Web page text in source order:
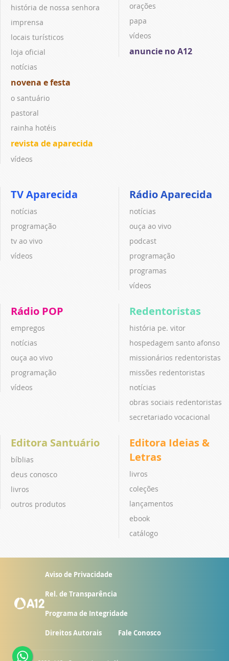
história de nossa senhora
imprensa
locais turísticos
loja oficial
notícias
novena e festa
o santuário
pastoral
rainha hotéis
revista de aparecida
vídeos
orações
papa
vídeos
anuncie no A12
TV Aparecida
notícias
programação
tv ao vivo
vídeos
Rádio Aparecida
notícias
ouça ao vivo
podcast
programação
programas
vídeos
Rádio POP
empregos
notícias
ouça ao vivo
programação
vídeos
Redentoristas
história pe. vitor
hospedagem santo afonso
missionários redentoristas
missões redentoristas
notícias
obras sociais redentoristas
secretariado vocacional
Editora Santuário
bíblias
deus conosco
livros
outros produtos
Editora Ideias &
Letras
livros
coleções
lançamentos
ebook
catálogo
Aviso de Privacidade
Rel. de Transparência
Programa de Integridade
Direitos Autorais Fale Conosco